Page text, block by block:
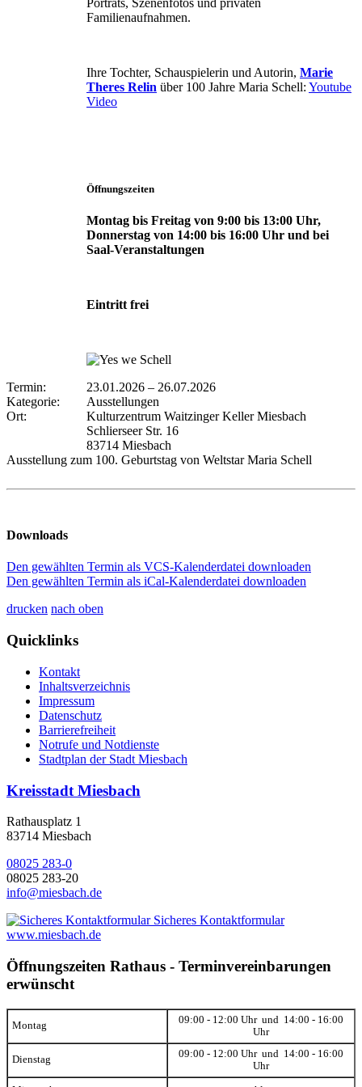
Porträts, Szenenfotos und privaten
Familienaufnahmen.
Ihre Tochter, Schauspielerin und Autorin, Marie
Theres Relin über 100 Jahre Maria Schell: Youtube
Video
Öffnungszeiten
Montag bis Freitag von 9:00 bis 13:00 Uhr,
Donnerstag von 14:00 bis 16:00 Uhr und bei
Saal-Veranstaltungen
Eintritt frei
Termin: 23.01.2026 – 26.07.2026
Kategorie:
Ausstellungen
Ort:
Kulturzentrum Waitzinger Keller Miesbach
Schlierseer Str. 16
83714 Miesbach
Ausstellung zum 100. Geburtstag von Weltstar Maria Schell
Downloads
Den gewählten Termin als VCS-Kalenderdatei downloaden
Den gewählten Termin als iCal-Kalenderdatei downloaden
drucken nach oben
Quicklinks
Kontakt
Inhaltsverzeichnis
Impressum
Datenschutz
Barrierefreiheit
Notrufe und Notdienste
Stadtplan der Stadt Miesbach
Kreisstadt Miesbach
Rathausplatz 1
83714 Miesbach
08025 283-0
08025 283-20
info@miesbach.de
Sicheres Kontaktformular
www.miesbach.de
Öffnungszeiten Rathaus - Terminvereinbarungen
erwünscht
Montag
09:00 - 12:00 Uhr und 14:00 - 16:00
Uhr
Dienstag
09:00 - 12:00 Uhr und 14:00 - 16:00
Uhr